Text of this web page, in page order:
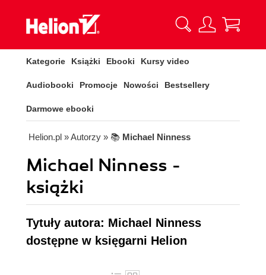
Kategorie Książki Ebooki Kursy video
Audiobooki Promocje Nowości Bestsellery
Darmowe ebooki
Helion.pl » Autorzy » 📚 Michael Ninness
Michael Ninness -
książki
Tytuły autora: Michael Ninness
dostępne w księgarni Helion